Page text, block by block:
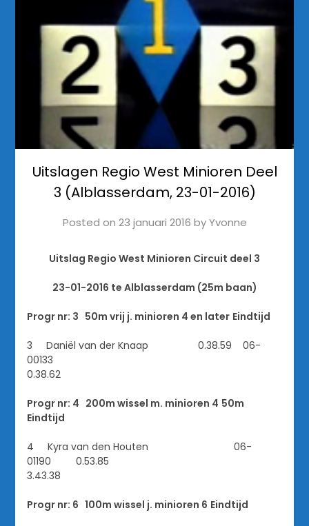
Uitslagen Regio West Minioren Deel
3 (Alblasserdam, 23-01-2016)
Posted on 23 januari 2016 byYvonne
Uitslag Regio West Minioren Circuit deel 3
23-01-2016 te Alblasserdam (25m baan)
Progr nr: 3 50m vrij j. minioren 4 en later Eindtijd
3 Daniël van der Knaap 0.38.59 06-
00133
0.38.62
Progr nr: 4 200m wissel m. minioren 4 50m
Eindtijd
4 Kyra van den Houten 06-
01190 0.53.85
3.43.38
Progr nr: 6 100m wissel j. minioren 6 Eindtijd